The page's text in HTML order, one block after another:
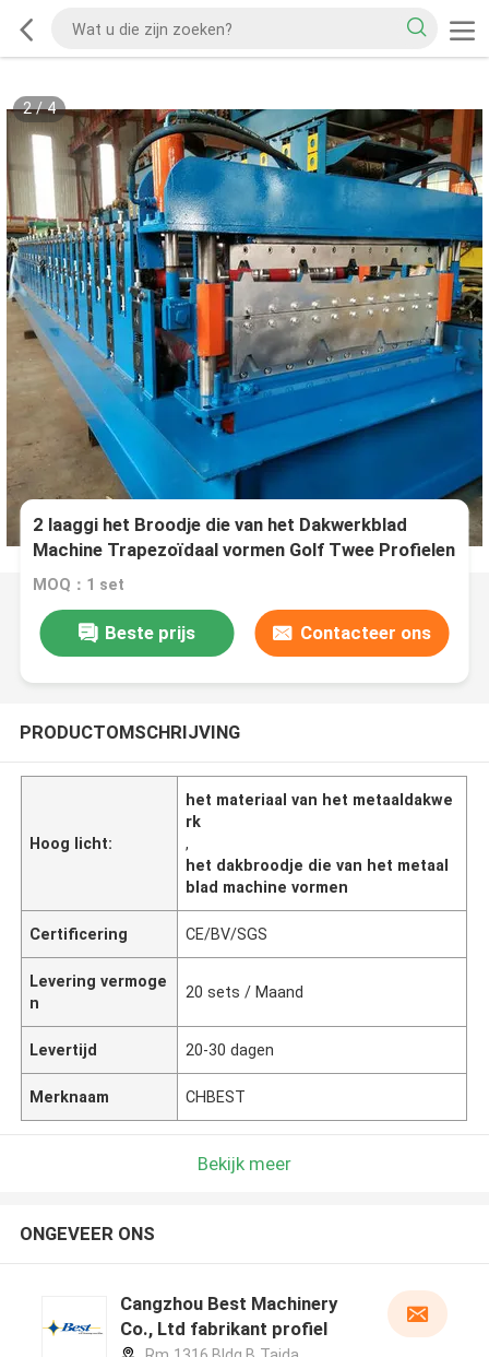
2/4
2 laaggi het Broodje die van het Dakwerkblad
Machine Trapezoïdaal vormen Golf Twee Profielen
MOQ：1 set
Beste prijs Contacteer ons
PRODUCTOMSCHRIJVING
Hoog licht:
het materiaal van het metaaldakwe
rk
,
het dakbroodje die van het metaal
blad machine vormen
Certificering CE/BV/SGS
Levering vermoge
n
20 sets / Maand
Levertijd 20-30 dagen
Merknaam CHBEST
Bekijk meer
ONGEVEER ONS
Cangzhou Best Machinery
Co., Ltd fabrikant profiel